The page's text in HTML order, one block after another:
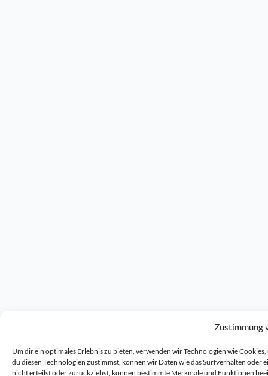
Zustimmung
Um dir ein optimales Erlebnis zu bieten, verwenden wir Technologien wie
du diesen Technologien zustimmst, können wir Daten wie das Surfverhalten
nicht erteilst oder zurückziehst, können bestimmte Merkmale und Funktionen